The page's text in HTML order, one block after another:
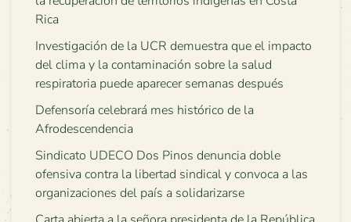
Rica
Investigación de la UCR demuestra que el impacto
del clima y la contaminación sobre la salud
respiratoria puede aparecer semanas después
Defensoría celebrará mes histórico de la
Afrodescendencia
Sindicato UDECO Dos Pinos denuncia doble
ofensiva contra la libertad sindical y convoca a las
organizaciones del país a solidarizarse